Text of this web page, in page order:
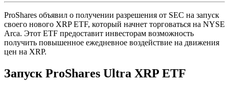
ProShares объявил о получении разрешения от SEC на запуск
своего нового XRP ETF, который начнет торговаться на NYSE
Arca. Этот ETF предоставит инвесторам возможность
получить повышенное ежедневное воздействие на движения
цен на XRP.
Запуск ProShares Ultra XRP ETF